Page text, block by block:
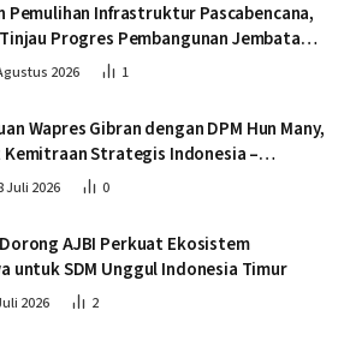
Pemulihan Infrastruktur Pascabencana,
Progres Pembangunan Jembatan
Bireuen
2026 1
Wapres Gibran dengan DPM Hun Many,
Strategis Indonesia –
Juli 2026 0
AJBI Perkuat Ekosistem
untuk SDM Unggul Indonesia Timur
2026 2